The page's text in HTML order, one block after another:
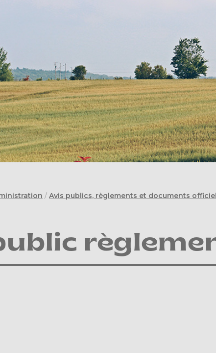
/ Avis publics, règlements et documents